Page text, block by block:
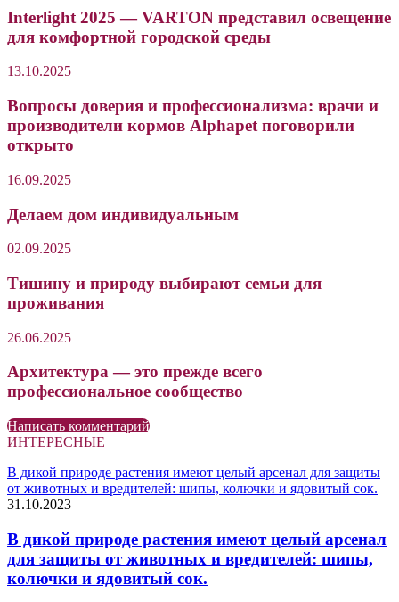
Interlight 2025 — VARTON представил освещение
для комфортной городской среды
13.10.2025
Вопросы доверия и профессионализма: врачи и
производители кормов Alphapet поговорили
открыто
16.09.2025
Делаем дом индивидуальным
02.09.2025
Тишину и природу выбирают семьи для
проживания
26.06.2025
Архитектура — это прежде всего
профессиональное сообщество
Написать комментарий
ИНТЕРЕСНЫЕ
В дикой природе растения имеют целый арсенал для защиты
от животных и вредителей: шипы, колючки и ядовитый сок.
31.10.2023
В дикой природе растения имеют целый арсенал
для защиты от животных и вредителей: шипы,
колючки и ядовитый сок.